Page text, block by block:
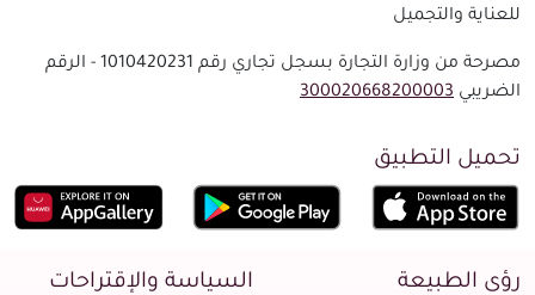
للعناية والتجميل
مصرحة من وزارة التجارة بسجل تجاري رقم 1010420231 - الرقم
الضريبي 300020668200003
تحميل التطبيق
رؤى الطبيعة السياسة والإقتراحات